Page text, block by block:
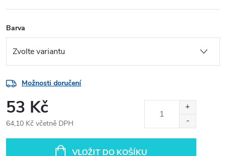
Barva
Možnosti doručení
53 Kč
64,10 Kč včetně DPH
VLOŽIT DO KOŠÍKU